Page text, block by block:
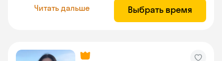
Читать дальше Выбрать время